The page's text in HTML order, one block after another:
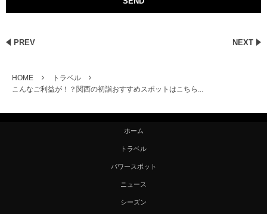
PREV NEXT
HOME
トラベル
こんなご利益が！？関西の初詣おすすめスポットはこちら...
ホーム
トラベル
パワースポット
ニュース
シーズン